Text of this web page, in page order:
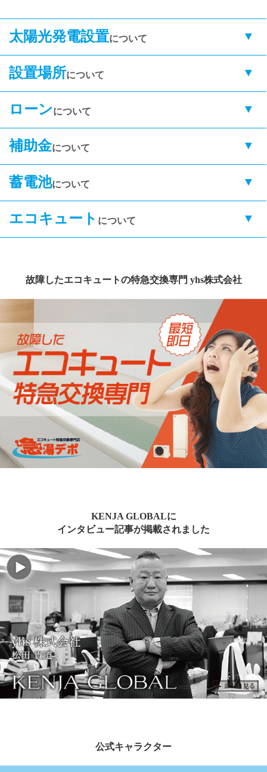
太陽光発電設置について
設置場所について
ローンについて
補助金について
蓄電池について
エコキュート について
故障したエコキュートの特急交換専門 yhs株式会社
KENJA GLOBALに
インタビュー記事が掲載されました
公式キャラクター